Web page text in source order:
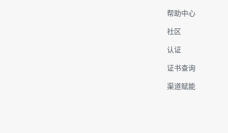
帮助中心
社区
认证
证书查询
渠道赋能